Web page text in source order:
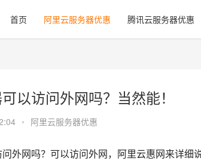
首页 阿里云服务器优惠 腾讯云服务器优惠
以访问外网吗？当然能！
• 阿里云服务器优惠
外网吗？可以访问外网，阿里云惠网来详细说